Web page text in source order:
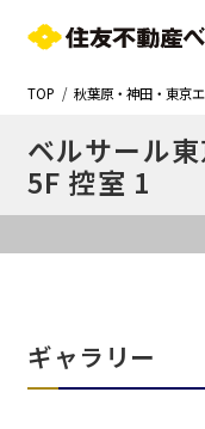
TOP
秋葉原・神田・東京
ベルサール
5F 控室 1
ギャラリー